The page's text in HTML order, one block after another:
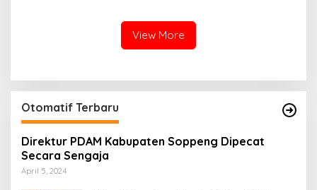
Soppeng
View More
Otomatif Terbaru
Direktur PDAM Kabupaten Soppeng Dipecat
Secara Sengaja
April 5, 2024